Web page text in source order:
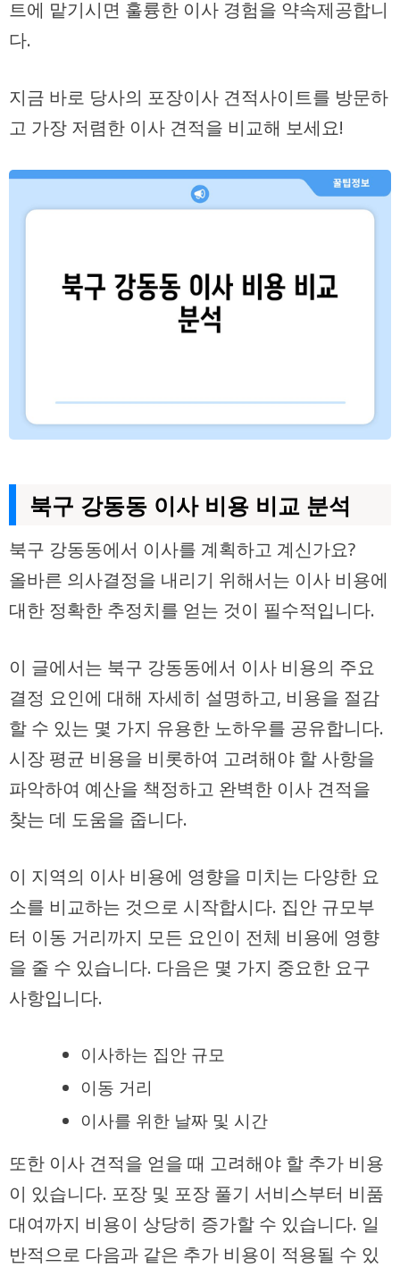
트에 맡기시면 훌륭한 이사 경험을 약속제공합니
다.
지금 바로 당사의 포장이사 견적사이트를 방문하
고 가장 저렴한 이사 견적을 비교해 보세요!
북구 강동동 이사 비용 비교 분석
북구 강동동에서 이사를 계획하고 계신가요?
올바른 의사결정을 내리기 위해서는 이사 비용에
대한 정확한 추정치를 얻는 것이 필수적입니다.
이 글에서는 북구 강동동에서 이사 비용의 주요
결정 요인에 대해 자세히 설명하고, 비용을 절감
할 수 있는 몇 가지 유용한 노하우를 공유합니다.
시장 평균 비용을 비롯하여 고려해야 할 사항을
파악하여 예산을 책정하고 완벽한 이사 견적을
찾는 데 도움을 줍니다.
이 지역의 이사 비용에 영향을 미치는 다양한 요
소를 비교하는 것으로 시작합시다. 집안 규모부
터 이동 거리까지 모든 요인이 전체 비용에 영향
을 줄 수 있습니다. 다음은 몇 가지 중요한 요구
사항입니다.
이사하는 집안 규모
이동 거리
이사를 위한 날짜 및 시간
또한 이사 견적을 얻을 때 고려해야 할 추가 비용
이 있습니다. 포장 및 포장 풀기 서비스부터 비품
대여까지 비용이 상당히 증가할 수 있습니다. 일
반적으로 다음과 같은 추가 비용이 적용될 수 있